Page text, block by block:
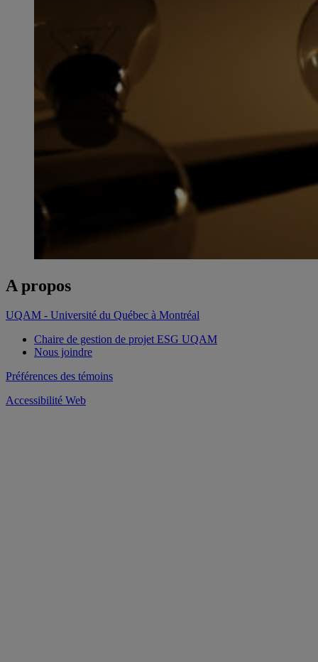
A propos
UQAM - Université du Québec à Montréal
Chaire de gestion de projet ESG UQAM
Nous joindre
Préférences des témoins
Accessibilité Web